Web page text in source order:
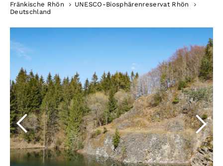
Fränkische Rhön
UNESCO-Biosphärenreservat Rhön
Deutschland